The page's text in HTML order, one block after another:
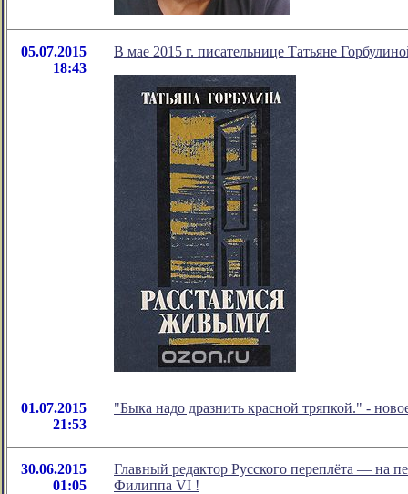
05.07.2015
18:43
В мае 2015 г. писательнице Татьяне
01.07.2015
21:53
"Быка надо дразнить красной тряпкой." -
30.06.2015
01:05
Главный редактор Русского переплёта — на
Филиппа VI !